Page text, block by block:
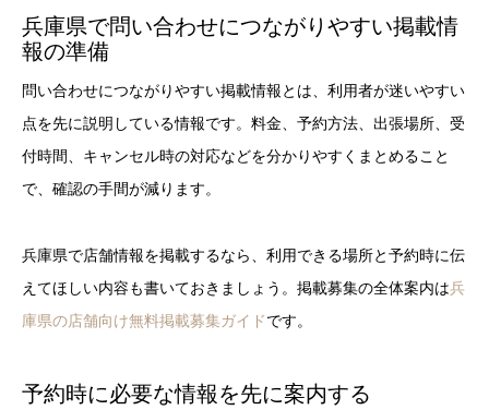
兵庫県で問い合わせにつながりやすい掲載情
報の準備
問い合わせにつながりやすい掲載情報とは、利用者が迷いやすい
点を先に説明している情報です。料金、予約方法、出張場所、受
付時間、キャンセル時の対応などを分かりやすくまとめること
で、確認の手間が減ります。
兵庫県で店舗情報を掲載するなら、利用できる場所と予約時に伝
えてほしい内容も書いておきましょう。掲載募集の全体案内は兵
庫県の店舗向け無料掲載募集ガイド です。
予約時に必要な情報を先に案内する